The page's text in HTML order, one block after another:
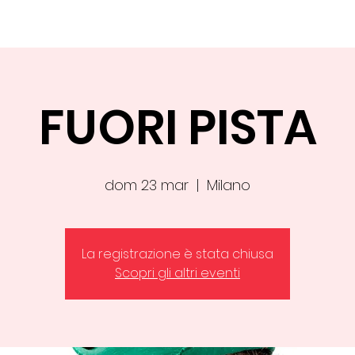
FUORI PISTA
dom 23 mar
  |
Milano
La registrazione è stata chiusa
Scopri gli altri eventi